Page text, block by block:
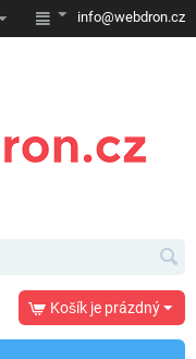
info@webdron.cz
Košík je prázdný